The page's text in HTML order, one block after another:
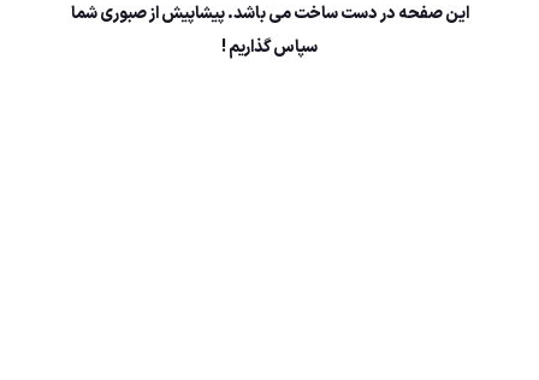
این صفحه در دست ساخت می باشد. پیشاپیش از صبوری شما
سپاس گذاریم !